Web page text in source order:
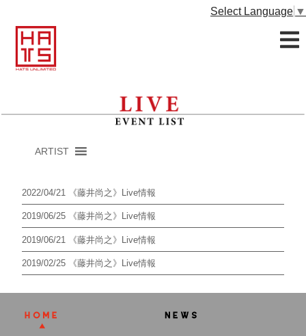
Select Language ▼
ARTIST
2022/04/21 《藤井尚之》Live情報
2019/06/25 《藤井尚之》Live情報
2019/06/21 《藤井尚之》Live情報
2019/02/25 《藤井尚之》Live情報